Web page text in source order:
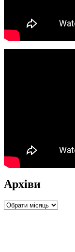
Архіви
Архіви